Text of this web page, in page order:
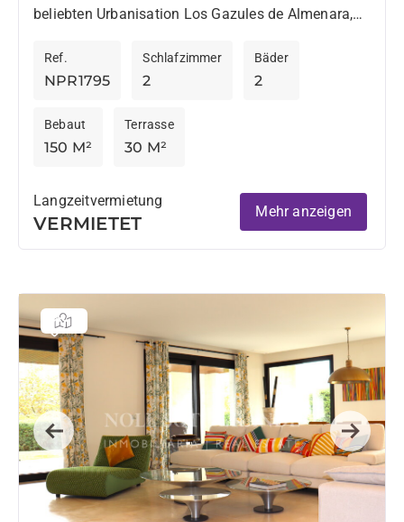
beliebten Urbanisation Los Gazules de Almenara,
Sotogrande International School....
NPR1795
Ref.
2
Schlafzimmer
2
Bäder
150 M²
Bebaut
30 M²
Terrasse
Langzeitvermietung
VERMIETET
Mehr anzeigen
Previous Next